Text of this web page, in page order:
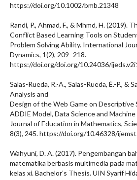
https://doi.org/10.1002/bmb.21348
Randi, P., Ahmad, F., & Mhmd, H. (2019).
Conflict Based Learning Tools on
Problem Solving Ability. International
Dynamics, 1(2), 209–218.
https://doi.org/doi.org/10.24036/
Salas-Rueda, R.-A., Salas-Rueda, É.-P., &
Analysis and
Design of the Web Game on
ADDIE Model, Data Science and
Journal of Education in Mathematics,
8(3), 245. https://doi.org/10.46328/
Wahyuni, D. A. (2017). Pengembangan
matematika berbasis multimedia pada
kelas xi. Bachelor’s Thesis. UIN Syarif